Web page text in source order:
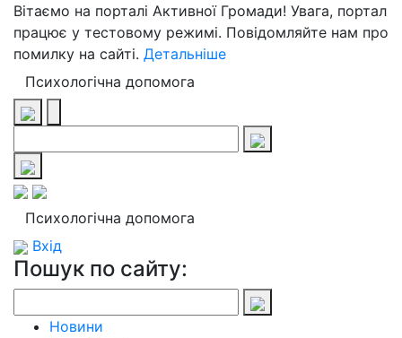
Вітаємо на порталі Активної Громади! Увага, портал
працює у тестовому режимі. Повідомляйте нам про
помилку на сайті. Детальніше
Психологічна допомога
Психологічна допомога
Вхід
Пошук по сайту:
Новини